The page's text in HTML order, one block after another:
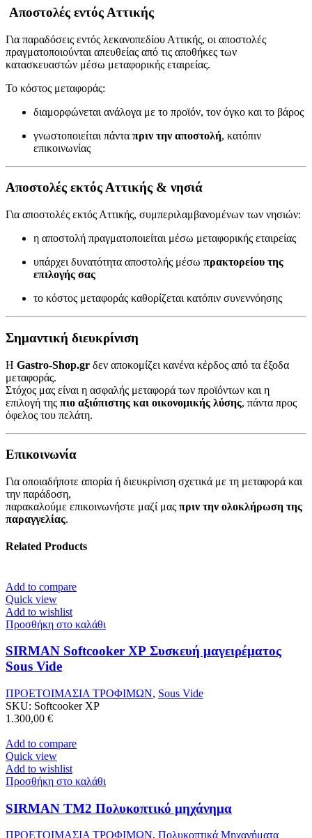
Αποστολές εντός Αττικής
Για παραδόσεις εντός λεκανοπεδίου Αττικής, οι αποστολές
πραγματοποιούνται απευθείας από τις αποθήκες των
κατασκευαστών μέσω μεταφορικής εταιρείας.
Το κόστος μεταφοράς:
διαμορφώνεται ανάλογα με το προϊόν, τον όγκο και το βάρος
γνωστοποιείται πάντα πριν την αποστολή, κατόπιν
επικοινωνίας
Αποστολές εκτός Αττικής & νησιά
Για αποστολές εκτός Αττικής, συμπεριλαμβανομένων των νησιών:
η αποστολή πραγματοποιείται μέσω μεταφορικής εταιρείας
υπάρχει δυνατότητα αποστολής μέσω πρακτορείου της
επιλογής σας
το κόστος μεταφοράς καθορίζεται κατόπιν συνεννόησης
Σημαντική διευκρίνιση
Η Gastro-Shop.gr δεν αποκομίζει κανένα κέρδος από τα έξοδα
μεταφοράς.
Στόχος μας είναι η ασφαλής μεταφορά των προϊόντων και η
επιλογή της πιο αξιόπιστης και οικονομικής λύσης, πάντα προς
όφελος του πελάτη.
Επικοινωνία
Για οποιαδήποτε απορία ή διευκρίνιση σχετικά με τη μεταφορά και
την παράδοση,
παρακαλούμε επικοινωνήστε μαζί μας πριν την ολοκλήρωση της
παραγγελίας.
Related Products
Add to compare
Quick view
Add to wishlist
Προσθήκη στο καλάθι
SIRMAN Softcooker XP Συσκευή μαγειρέματος
Sous Vide
ΠΡΟΕΤΟΙΜΑΣΙΑ ΤΡΟΦΙΜΩΝ, Sous Vide
SKU: Softcooker XP
1.300,00 €
Add to compare
Quick view
Add to wishlist
Προσθήκη στο καλάθι
SIRMAN TM2 Πολυκοπτικό μηχάνημα
ΠΡΟΕΤΟΙΜΑΣΙΑ ΤΡΟΦΙΜΩΝ, Πολυκοπτικά Μηχανήματα